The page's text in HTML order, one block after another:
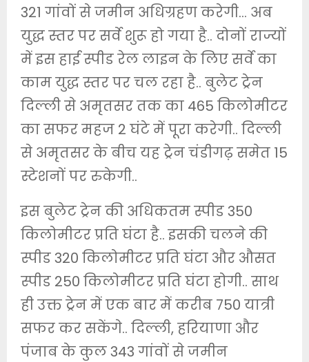
321 गांवों से जमीन अधिग्रहण करेगी… अब
युद्ध स्तर पर सर्वे शुरू हो गया है.. दोनों राज्यों
में इस हाई स्पीड रेल लाइन के लिए सर्वे का
काम युद्ध स्तर पर चल रहा है.. बुलेट ट्रेन
दिल्ली से अमृतसर तक का 465 किलोमीटर
का सफर महज 2 घंटे में पूरा करेगी.. दिल्ली
से अमृतसर के बीच यह ट्रेन चंडीगढ़ समेत 15
स्टेशनों पर रुकेगी..
इस बुलेट ट्रेन की अधिकतम स्पीड 350
किलोमीटर प्रति घंटा है.. इसकी चलने की
स्पीड 320 किलोमीटर प्रति घंटा और औसत
स्पीड 250 किलोमीटर प्रति घंटा होगी.. साथ
ही उक्त ट्रेन में एक बार में करीब 750 यात्री
सफर कर सकेंगे.. दिल्ली, हरियाणा और
पंजाब के कुल 343 गांवों से जमीन